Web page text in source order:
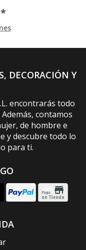
DECORACIÓN Y
encontrarás todo
contamos
de hombre e
y descubre todo lo
para ti.